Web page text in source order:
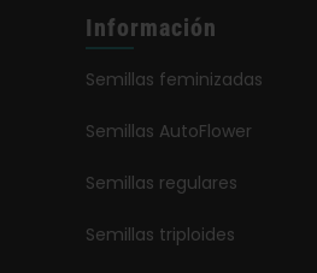
Información
Semillas feminizadas
Semillas AutoFlower
Semillas regulares
Semillas triploides